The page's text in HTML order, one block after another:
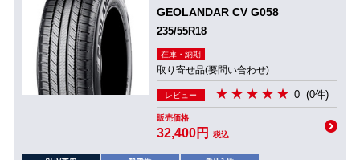
GEOLANDAR CV G058
235/55R18
在庫・納期
取り寄せ品(要問い合わせ)
レビュー 0 (0件)
販売価格
32,400円 税込